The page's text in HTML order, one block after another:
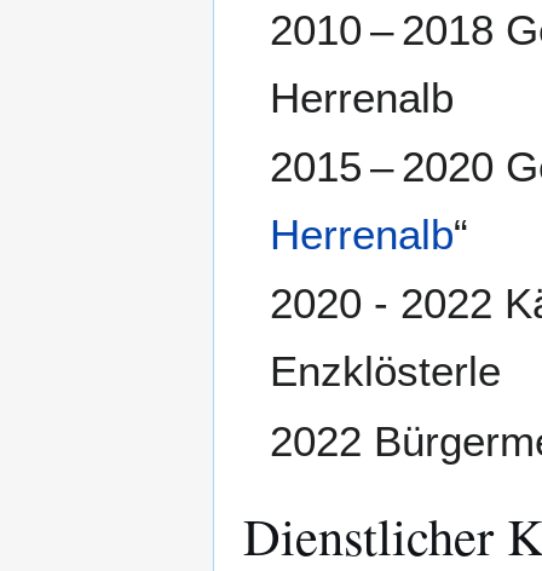
2010 – 2018
Herrenalb
2015 – 2020
Herrenalb“
2020 - 2022
Enzklösterle
2022
Dienstlicher